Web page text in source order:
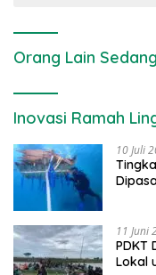
Orang Lain
Inovasi Ramah
10 Juli
11 Juni
PDKT
Lokal